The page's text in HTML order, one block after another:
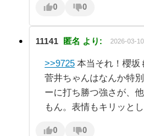
0 0
11141 匿名 より: 2026-03-
>>9725 本当それ！櫻坂
菅井ちゃんはなんか特
ーに打ち勝つ強さが、
もん。表情もキリッと
0 0